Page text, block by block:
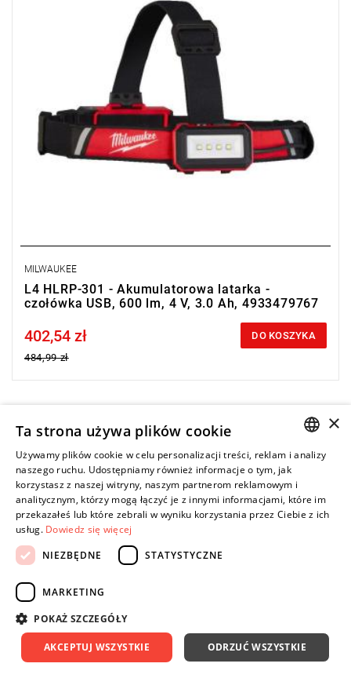
MILWAUKEE
L4 HLRP-301 - Akumulatorowa latarka -
czołówka USB, 600 lm, 4 V, 3.0 Ah, 4933479767
Price tax included
402,54 zł
484,99 zł
DO KOSZYKA
Kieszonkowa latarka USB o wysokiej jakości oświetleniu
ENGLISH
×
Ta strona używa plików cookie
Używamy plików cookie w celu personalizacji treści, reklam i analizy
naszego ruchu. Udostępniamy również informacje o tym, jak
korzystasz z naszej witryny, naszym partnerom reklamowym i
analitycznym, którzy mogą łączyć je z innymi informacjami, które im
przekazałeś lub które zebrali w wyniku korzystania przez Ciebie z ich
usług. Dowiedz się więcej
NIEZBĘDNE
STATYSTYCZNE
MARKETING
POKAŻ SZCZEGÓŁY
AKCEPTUJ WSZYSTKIE ODRZUĆ WSZYSTKIE